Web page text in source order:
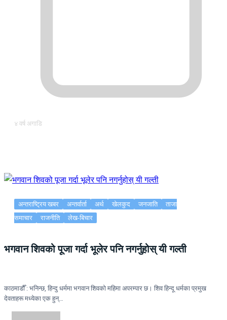
४ वर्ष अगाडि
अन्तराष्ट्रिय खबर अन्तर्वार्ता अर्थ खेलकुद जनजाति
ताजा
समाचार
राजनीति लेख-बिचार
भगवान शिवको पूजा गर्दा भूलेर पनि नगर्नुहोस् यी गल्ती
काठमाडौँ : भनिन्छ, हिन्दु धर्ममा भगवान शिवको महिमा अपरम्पार छ। शिव हिन्दू धर्मका प्रमुख
देवताहरू मध्येका एक हुन्…